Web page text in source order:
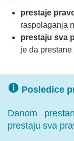
prestaje
raspolaganja
prestaju sva
je da
Posledice
Danom
prestaju sva